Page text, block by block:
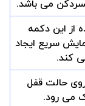
می باشد.
از این دکمه
سریع ایجاد
کند.
حالت قفل
می رود.